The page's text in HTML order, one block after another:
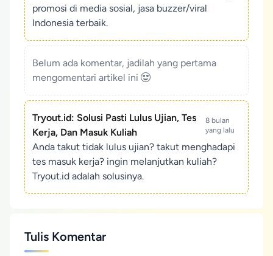
promosi di media sosial, jasa buzzer/viral
Indonesia terbaik.
Belum ada komentar, jadilah yang pertama
mengomentari artikel ini
Tryout.id: Solusi Pasti Lulus Ujian, Tes
Kerja, Dan Masuk Kuliah
8 bulan
yang lalu
Anda takut tidak lulus ujian? takut menghadapi
tes masuk kerja? ingin melanjutkan kuliah?
Tryout.id adalah solusinya.
Tulis Komentar